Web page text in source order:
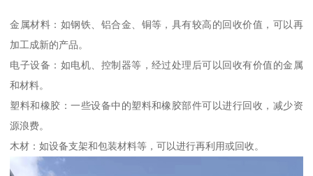
金属材料：如钢铁、铝合金、铜等，具有较高的回收价值，可以再
加工成新的产品。
电子设备：如电机、控制器等，经过处理后可以回收有价值的金属
和材料。
塑料和橡胶：一些设备中的塑料和橡胶部件可以进行回收，减少资
源浪费。
木材：如设备支架和包装材料等，可以进行再利用或回收。